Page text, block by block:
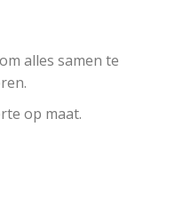
alles samen te
op maat.